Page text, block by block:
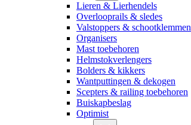
Lieren & Lierhendels
Overlooprails & sledes
Valstoppers & schootklemmen
Organisers
Mast toebehoren
Helmstokverlengers
Bolders & kikkers
Wantputtingen & dekogen
Scepters & railing toebehoren
Buiskapbeslag
Optimist